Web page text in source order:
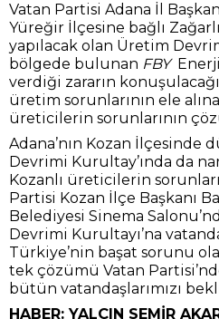
Vatan Partisi Adana İl
Yüreğir İlçesine bağlı
yapılacak olan Üretim
bölgede bulunan FBY
verdiği zararın
üretim sorunlarının ele
üreticilerin sorunlarının
Adana’nın Kozan İlçesinde
Devrimi Kurultay’ında da
Kozanlı üreticilerin
Partisi Kozan İlçe Başkanı
Belediyesi Sinema
Devrimi Kurultayı’na
Türkiye’nin başat sorunu
tek çözümü Vatan
bütün vatandaşlarımızı
HABER: YALÇIN SEMİR